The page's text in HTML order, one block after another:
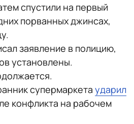
спустили на первый
порванных джинсах,
заявление в полицию,
установлены.
супермаркета ударил
конфликта на рабочем